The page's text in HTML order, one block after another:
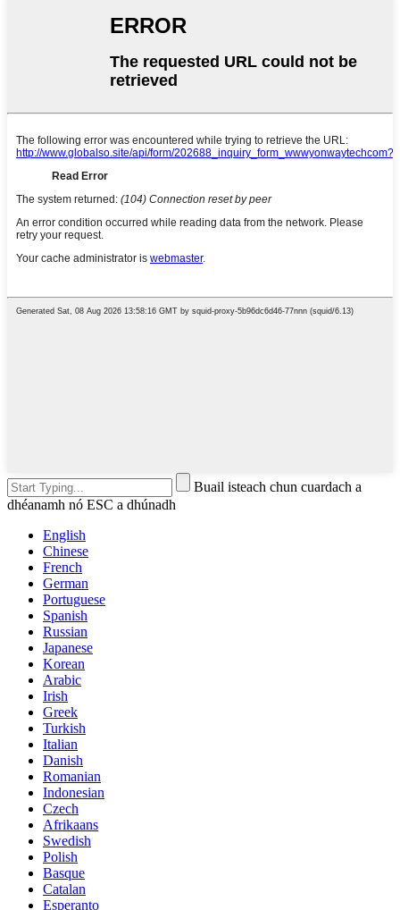
Buail isteach chun cuardach a
dhéanamh nó ESC a dhúnadh
English
Chinese
French
German
Portuguese
Spanish
Russian
Japanese
Korean
Arabic
Irish
Greek
Turkish
Italian
Danish
Romanian
Indonesian
Czech
Afrikaans
Swedish
Polish
Basque
Catalan
Esperanto